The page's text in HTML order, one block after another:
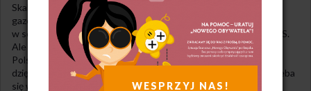
Skala kumoterstwa w Polsce nie jest dokładnie opisana. Różne
gazety prześcigają się w tropieniu nepotyzmu i kolesiostwa
w sektorze publicznym, publikując różne „listy hańby” PO czy PiS.
Ale to tylko wycinek problemu, gdyż kumoterstwo trawi całą
Polskę, a sektor publiczny wcale nie jest najgorszy – chociażby
dzięki sformalizowanej rekrutacji w administracji publicznej. Trzeba
się więc opierać na analizach wycinkowych lub danych miękkich,
WESPRZYJ NAS!